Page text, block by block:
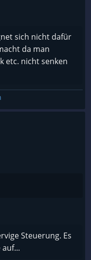
sich nicht dafür
da man
etc. nicht senken
Steuerung. Es